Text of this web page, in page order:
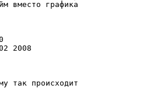
вместо графика
2008
так происходит